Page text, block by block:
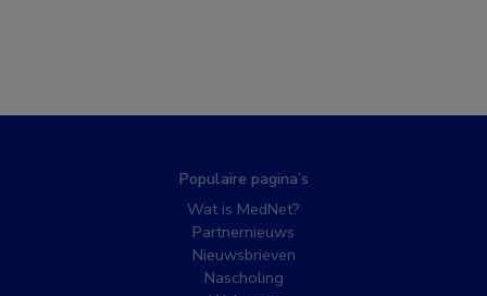
Populaire pagina’s
Wat is MedNet?
Partnernieuws
Nieuwsbrieven
Nascholing